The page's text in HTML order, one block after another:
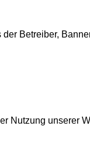
Betreiber,
Nutzung unserer